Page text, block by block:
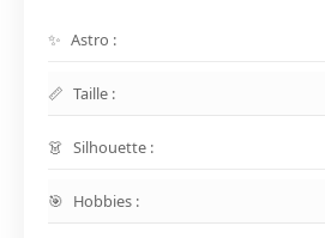
Astro :
Taille :
Silhouette :
Hobbies :